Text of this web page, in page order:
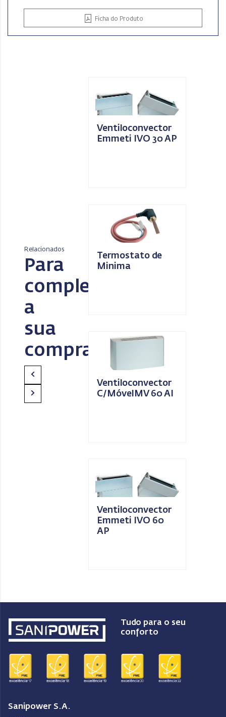
Ficha do Produto
Relacionados
Para
completar
a
sua
compra
Ventiloconvector
Emmeti IVO 30 AP
Termostato de
Minima
Ventiloconvector
C/MóvelMV 60 AI
Ventiloconvector
Emmeti IVO 60
AP
Tudo para o seu
conforto
Sanipower S.A.